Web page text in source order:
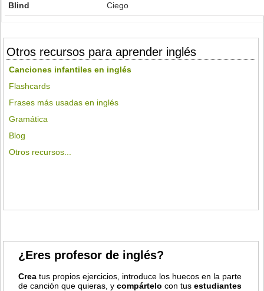
Blind Ciego
Otros recursos para aprender inglés
Canciones infantiles en inglés
Flashcards
Frases más usadas en inglés
Gramática
Blog
Otros recursos...
¿Eres profesor de inglés?
Crea tus propios ejercicios, introduce los huecos en la parte
de canción que quieras, ycompártelo con tusestudiantes